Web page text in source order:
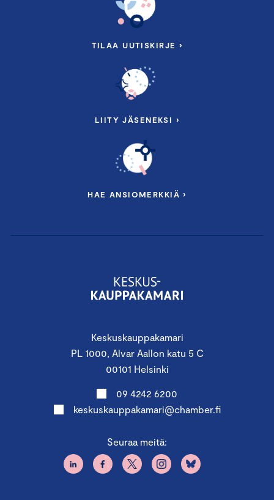
Keskuskauppakamari
PL 1000, Alvar Aallon katu 5 C
00101 Helsinki
09 4242 6200
keskuskauppakamari@chamber.fi
Seuraa meitä:
TILAA UUTISKIRJE ›
LIITY JÄSENEKSI ›
HAE ANSIOMERKKIÄ ›